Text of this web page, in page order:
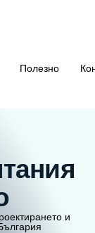
Полезно
и